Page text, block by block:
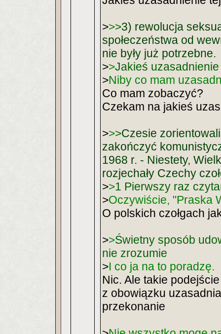
>>>3) rewolucja
społeczeństwa od
nie były już potrzebne.
>>Jakieś
>Niby co mam
Co mam zobaczyć?
Czekam na jakieś
>>>Czesie
zakończyć
1968 r. - Niestety,
rozjechały Czechy
>>1 Pierwszy raz
>Oczywiście, "Praska
O polskich czołgach
>>Świetny sposób
nie zrozumie
>I co ja na to poradzę.
Nic. Ale takie
z obowiązku
przekonanie